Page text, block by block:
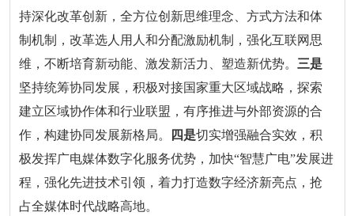
持深化改革创新，全方位创新思维理念、方式方法和体
制机制，改革选人用人和分配激励机制，强化互联网思
维，不断培育新动能、激发新活力、塑造新优势。 三是
坚持统筹协同发展，积极对接国家重大区域战略，探索
建立区域协作体和行业联盟，有序推进与外部资源的合
作，构建协同发展新格局。
四是切实增强融合实效，积
极发挥广电媒体数字化服务优势，加快“智慧广电”发展进
程，强化先进技术引领，着力打造数字经济新亮点，抢
占全媒体时代战略高地。